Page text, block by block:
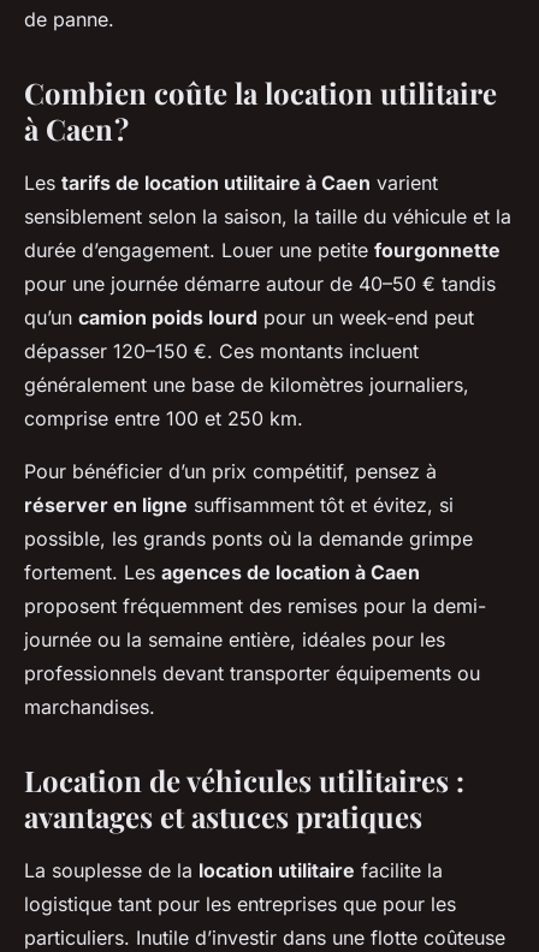
de panne.
Combien coûte la location utilitaire
à Caen ?
Les tarifs de location utilitaire à Caen varient
sensiblement selon la saison, la taille du véhicule et la
durée d’engagement. Louer une petite fourgonnette
pour une journée démarre autour de 40–50 € tandis
qu’un camion poids lourd pour un week-end peut
dépasser 120–150 €. Ces montants incluent
généralement une base de kilomètres journaliers,
comprise entre 100 et 250 km.
Pour bénéficier d’un prix compétitif, pensez à
réserver en ligne suffisamment tôt et évitez, si
possible, les grands ponts où la demande grimpe
fortement. Les agences de location à Caen
proposent fréquemment des remises pour la demi-
journée ou la semaine entière, idéales pour les
professionnels devant transporter équipements ou
marchandises.
Location de véhicules utilitaires :
avantages et astuces pratiques
La souplesse de la location utilitaire facilite la
logistique tant pour les entreprises que pour les
particuliers. Inutile d’investir dans une flotte coûteuse